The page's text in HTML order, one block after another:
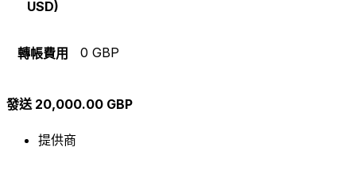
USD)
轉帳費用 0 GBP
發送 20,000.00 GBP
提供商